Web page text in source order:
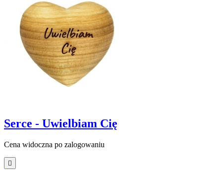
Serce - Uwielbiam Cię
Cena widoczna po zalogowaniu
